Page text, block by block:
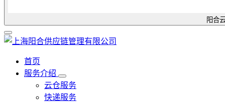
阳合
首页
服务介绍
云仓服务
快递服务